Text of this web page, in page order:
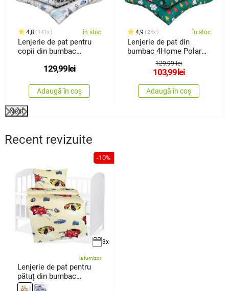
4,8 141x în stoc
Lenjerie de pat pentru
copii din bumbac
x 200 cm, 70 x 90 cm
129,99 lei
Adaugă în coș
4,9 24x în stoc
Lenjerie de pat din
bumbac 4Home Polar
Bear, 140 x200 cm, 70 x
129,99 lei
103,99 lei
Adaugă în coș
Next
Recent revizuite
-10%
3x
la furnizor
Lenjerie de pat pentru
pătuț din bumbac
Bellatex